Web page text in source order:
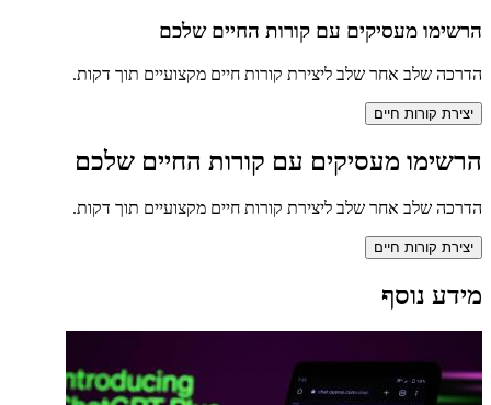
הרשימו מעסיקים עם קורות החיים שלכם
הדרכה שלב אחר שלב ליצירת קורות חיים מקצועיים תוך דקות.
יצירת קורות חיים
הרשימו מעסיקים עם קורות החיים שלכם
הדרכה שלב אחר שלב ליצירת קורות חיים מקצועיים תוך דקות.
יצירת קורות חיים
מידע נוסף